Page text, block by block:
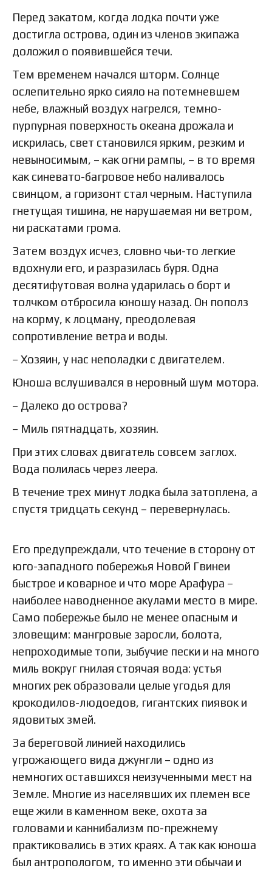
Перед закатом, когда лодка почти уже
достигла острова, один из членов экипажа
доложил о появившейся течи.
Тем временем начался шторм. Солнце
ослепительно ярко сияло на потемневшем
небе, влажный воздух нагрелся, темно-
пурпурная поверхность океана дрожала и
искрилась, свет становился ярким, резким и
невыносимым, – как огни рампы, – в то время
как синевато-багровое небо наливалось
свинцом, а горизонт стал черным. Наступила
гнетущая тишина, не нарушаемая ни ветром,
ни раскатами грома.
Затем воздух исчез, словно чьи-то легкие
вдохнули его, и разразилась буря. Одна
десятифутовая волна ударилась о борт и
толчком отбросила юношу назад. Он пополз
на корму, к лоцману, преодолевая
сопротивление ветра и воды.
– Хозяин, у нас неполадки с двигателем.
Юноша вслушивался в неровный шум мотора.
– Далеко до острова?
– Миль пятнадцать, хозяин.
При этих словах двигатель совсем заглох.
Вода полилась через леера.
В течение трех минут лодка была затоплена, а
спустя тридцать секунд – перевернулась.
Его предупреждали, что течение в сторону от
юго-западного побережья Новой Гвинеи
быстрое и коварное и что море Арафура –
наиболее наводненное акулами место в мире.
Само побережье было не менее опасным и
зловещим: мангровые заросли, болота,
непроходимые топи, зыбучие пески и на много
миль вокруг гнилая стоячая вода: устья
многих рек образовали целые угодья для
крокодилов-людоедов, гигантских пиявок и
ядовитых змей.
За береговой линией находились
угрожающего вида джунгли – одно из
немногих оставшихся неизученными мест на
Земле. Многие из населявших их племен все
еще жили в каменном веке, охота за
головами и каннибализм по-прежнему
практиковались в этих краях. А так как юноша
был антропологом, то именно эти обычаи и